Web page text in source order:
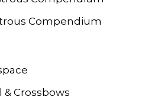
Compendium
& Crossbows